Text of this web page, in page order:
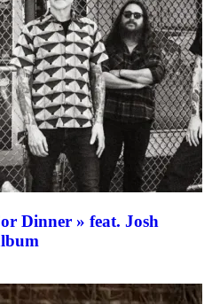
Dinner » feat. Josh